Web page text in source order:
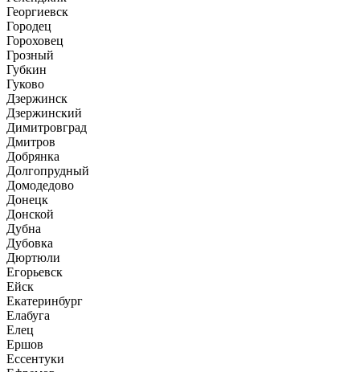
Георгиевск
Городец
Гороховец
Грозный
Губкин
Гуково
Дзержинск
Дзержинский
Димитровград
Дмитров
Добрянка
Долгопрудный
Домодедово
Донецк
Донской
Дубна
Дубовка
Дюртюли
Егорьевск
Ейск
Екатеринбург
Елабуга
Елец
Ершов
Ессентуки